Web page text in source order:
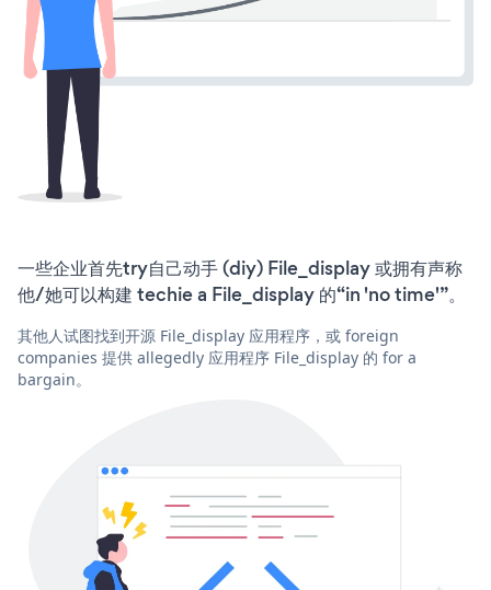
一些企业首先try自己动手 (diy) File_display 或拥有声称
他/她可以构建 techie a File_display 的“in 'no time'”。
其他人试图找到开源 File_display 应用程序，或 foreign
companies 提供 allegedly 应用程序 File_display 的 for a
bargain。